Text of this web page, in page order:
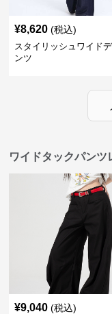
¥8,620 (税込)
スタイリッシュワイド
ンツ
ワイドタックパンツ
¥9,040 (税込)